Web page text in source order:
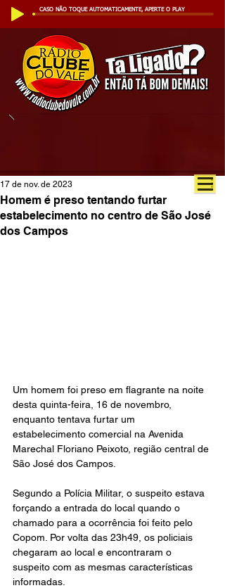
CASO NÃO TOQUE AUTOMATICAMENTE, APERTE O PLAY
Homem é preso tentando furtar
estabelecimento no centro de São José
dos Campos
17 de nov. de 2023
Um homem foi preso em flagrante na noite
desta quinta-feira, 16 de novembro,
enquanto tentava furtar um
estabelecimento comercial na Avenida
Marechal Floriano Peixoto, região central de
São José dos Campos.
Segundo a Polícia Militar, o suspeito estava
forçando a entrada do local quando o
chamado para a ocorrência foi feito pelo
Copom. Por volta das 23h49, os policiais
chegaram ao local e encontraram o
suspeito com as mesmas características
informadas.